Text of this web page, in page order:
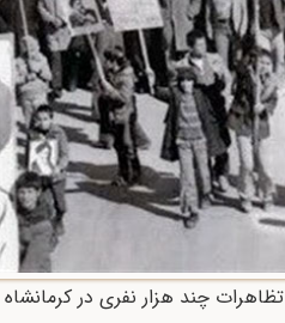
تظاهرات چند هزار نفری در کرمانشاه